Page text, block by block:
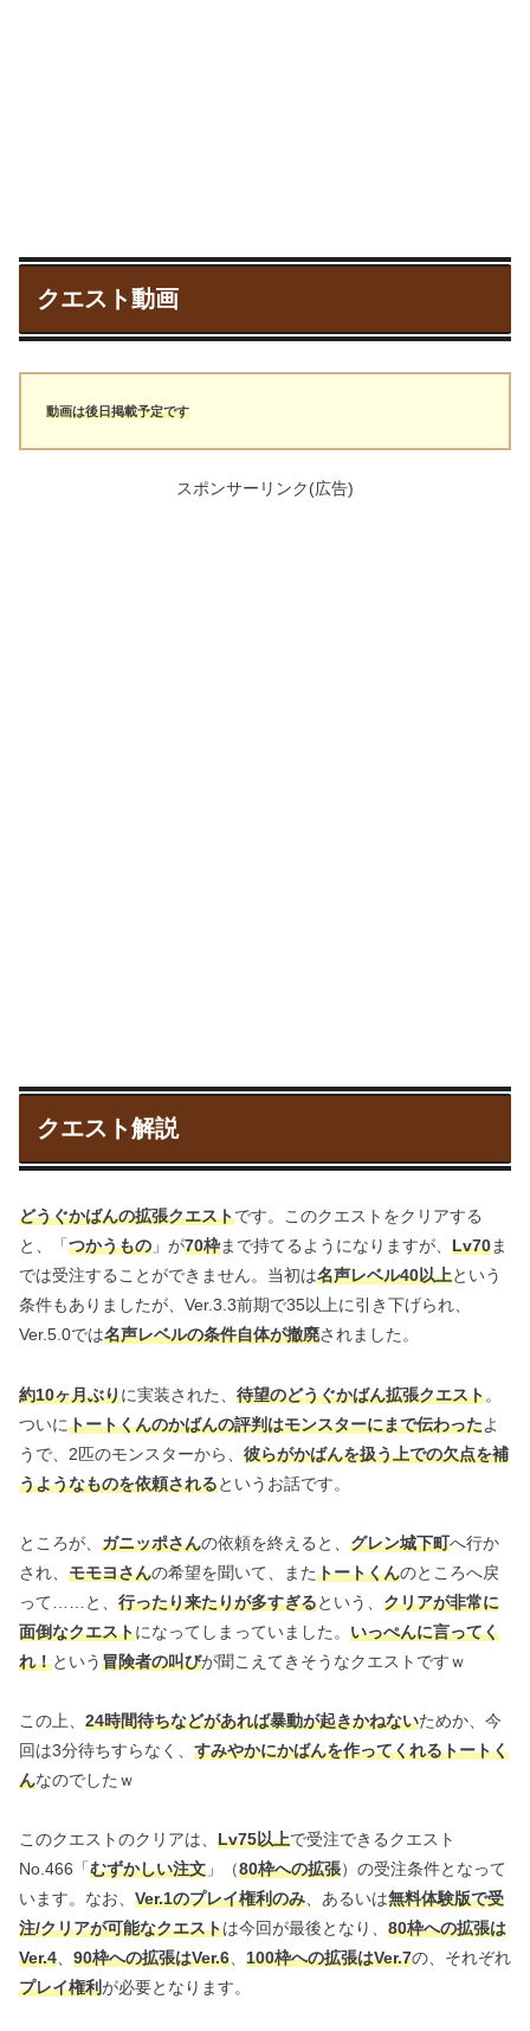
クエスト動画
動画は後日掲載予定です
スポンサーリンク(広告)
クエスト解説
どうぐかばんの拡張クエストです。このクエストをクリアする
と、「つかうもの 」が70枠まで持てるようになりますが、 Lv70ま
では受注することができません。当初は名声レベル40以上という
条件もありましたが、Ver.3.3前期で35以上に引き下げられ、
Ver.5.0では名声レベルの条件自体が撤廃されました。
約10ヶ月ぶりに実装された、 待望のどうぐかばん拡張クエスト。
ついにトートくんのかばんの評判はモンスターにまで伝わったよ
うで、2匹のモンスターから、 彼らがかばんを扱う上での欠点を補
うようなものを依頼されるというお話です。
ところが、 ガニッポさんの依頼を終えると、 グレン城下町へ行か
され、 モモヨさんの希望を聞いて、またトートくんのところへ戻
って……と、 行ったり来たりが多すぎるという、 クリアが非常に
面倒なクエストになってしまっていました。 いっぺんに言ってく
れ！という冒険者の叫びが聞こえてきそうなクエストですｗ
この上、 24時間待ちなどがあれば暴動が起きかねないためか、今
回は3分待ちすらなく、 すみやかにかばんを作ってくれるトートく
んなのでしたｗ
このクエストのクリアは、 Lv75以上で受注できるクエスト
No.466「むずかしい注文 」（80枠への拡張）の受注条件となって
います。なお、 Ver.1のプレイ権利のみ 、あるいは無料体験版で受
注/クリアが可能なクエストは今回が最後となり、 80枠への拡張は
Ver.4
90枠への拡張はVer.6 100枠への拡張はVer.7の、それぞれ
プレイ権利が必要となります。